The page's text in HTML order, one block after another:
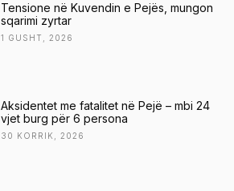
Tensione në Kuvendin e Pejës, mungon
sqarimi zyrtar
1 GUSHT, 2026
Aksidentet me fatalitet në Pejë – mbi 24
vjet burg për 6 persona
30 KORRIK, 2026